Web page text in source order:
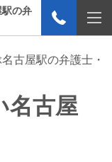
の弁
古屋駅の弁護士・
名古屋